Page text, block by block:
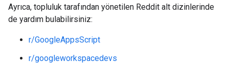
Ayrıca, topluluk tarafından yönetilen Reddit alt dizinlerinde
de yardım bulabilirsiniz:
r/GoogleAppsScript
r/googleworkspacedevs